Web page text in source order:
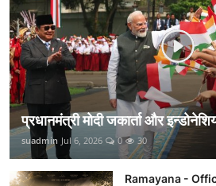
प्रधानमंत्री मोदी जकार्ता और
suadmin Jul 6, 2026 0 30
Ramayana -